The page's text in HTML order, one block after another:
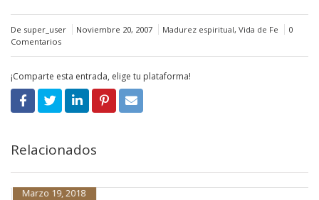
De super_user Noviembre 20, 2007 Madurez espiritual, Vida de Fe
0
Comentarios
¡Comparte esta entrada, elige tu plataforma!
Relacionados
Marzo 19, 2018